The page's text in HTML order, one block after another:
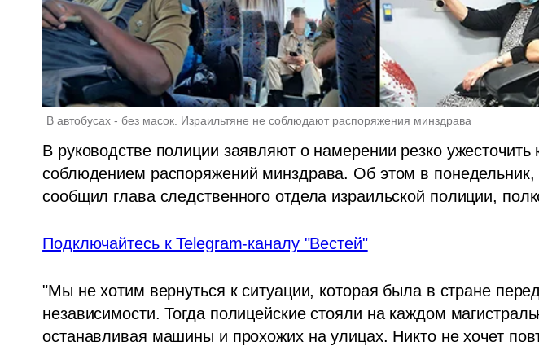
В автобусах - без масок. Израильтяне не соблюдают распоряжения минздрава
В руководстве полиции заявляют о намерении резко ужесточить
соблюдением распоряжений минздрава. Об этом в
сообщил глава следственного отдела израильской полиции,
Подключайтесь к Telegram-каналу "Вестей"
"Мы не хотим вернуться к ситуации, которая была в стране
независимости. Тогда полицейские стояли на каждом
останавливая машины и прохожих на улицах. Никто не хочет